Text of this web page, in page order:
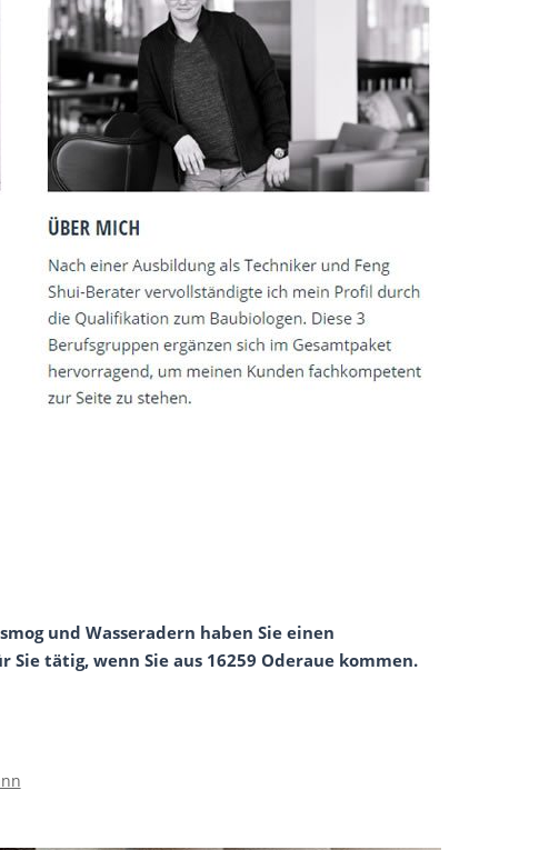
und Wasseradern haben Sie einen
tätig, wenn Sie aus 16259 Oderaue kommen.